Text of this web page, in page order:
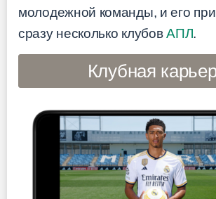
молодежной команды, и его
сразу несколько клубовАПЛ.
Клубная